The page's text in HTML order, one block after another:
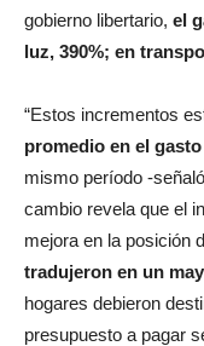
gobierno libertario, el
luz, 390%; en
“Estos incrementos
promedio en el
mismo período -
cambio revela que el
mejora en la posición
tradujeron en un
hogares debieron
presupuesto a pagar